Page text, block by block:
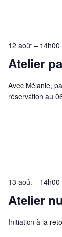
Atelier
12 août – 14h00
Avec Mélanie,
réservation au
Atelier
13 août – 14h00
Initiation à la